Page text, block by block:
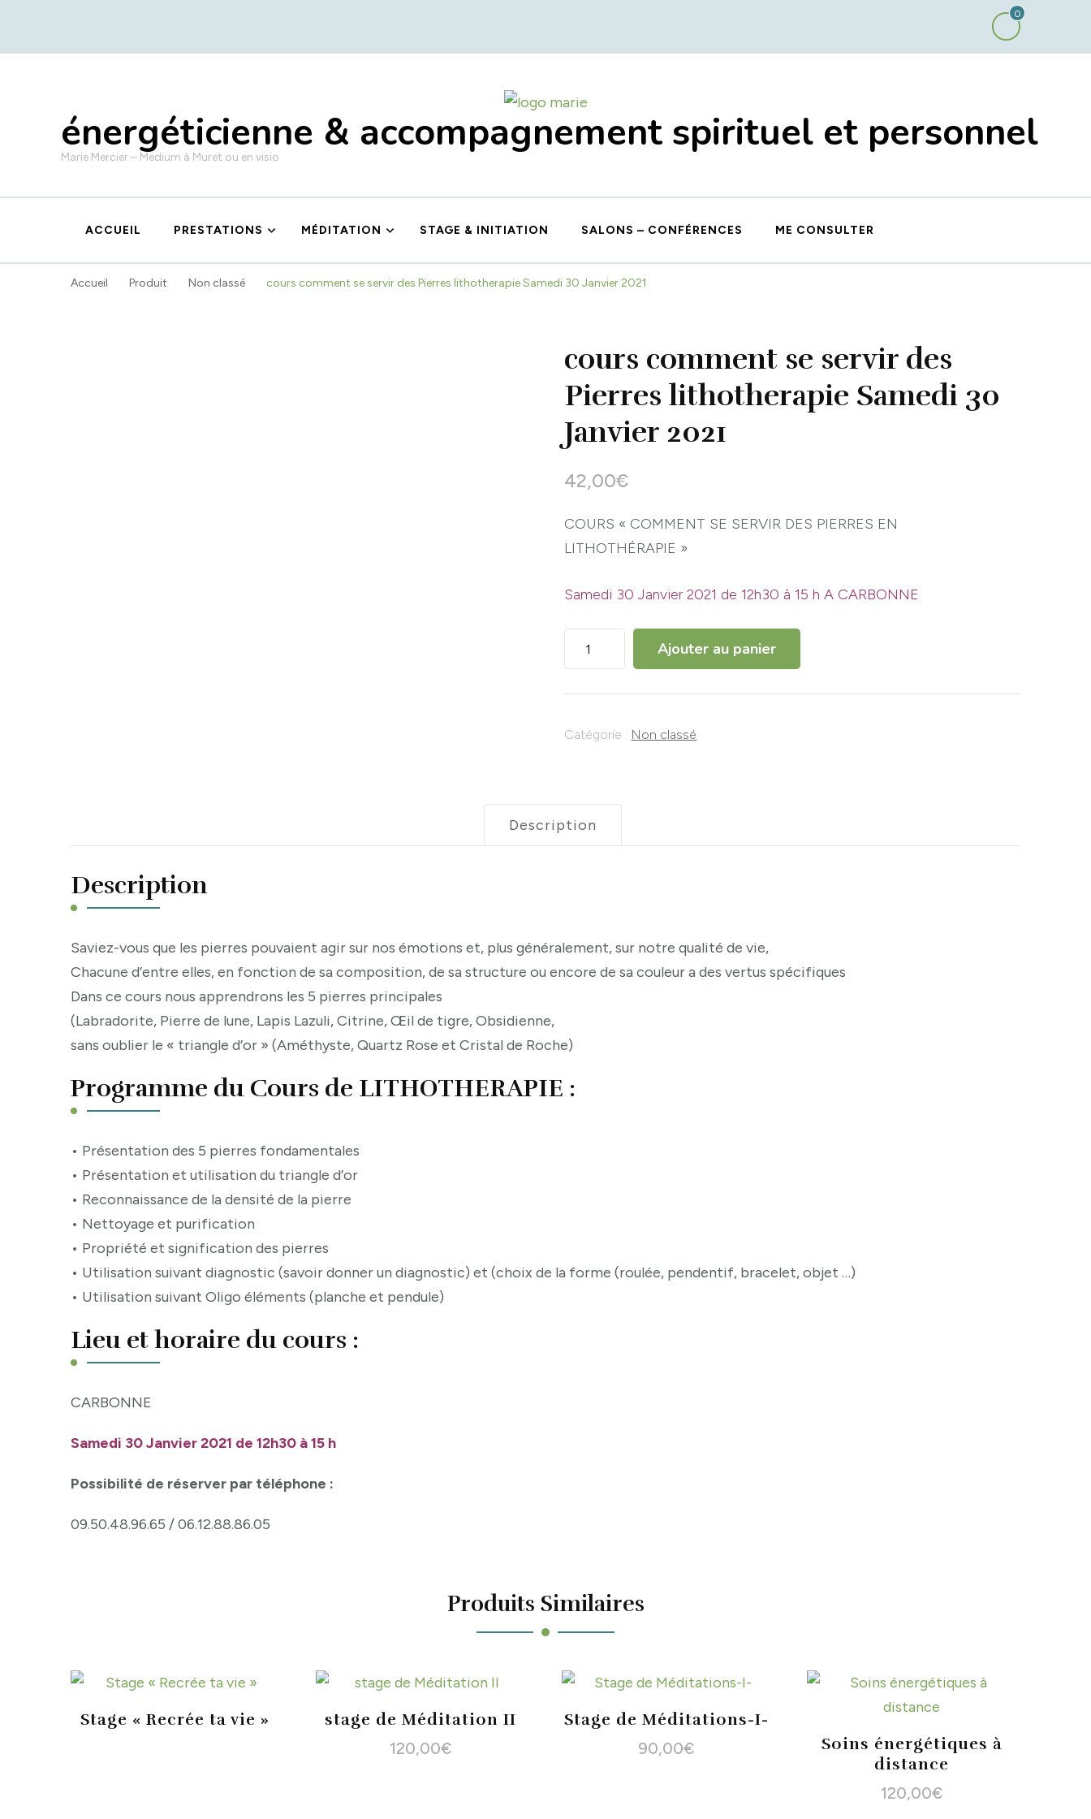
0
énergéticienne & accompagnement spirituel et personnel
Marie Mercier – Medium à Muret ou en visio
ACCUEIL PRESTATIONS MÉDITATION STAGE & INITIATION SALONS – CONFÉRENCES ME CONSULTER
Accueil Produit Non classé cours comment se servir des Pierres lithotherapie Samedi 30 Janvier 2021
cours comment se servir des
Pierres lithotherapie Samedi 30
Janvier 2021
42,00€
COURS « COMMENT SE SERVIR DES PIERRES EN
LITHOTHÉRAPIE »
Samedi 30 Janvier 2021 de 12h30 à 15 h A CARBONNE
de
se
Pierres
lithotherapie
Ajouter au panier
Catégorie : Non classé
Description
Description
Saviez-vous que les pierres pouvaient agir sur nos émotions et, plus généralement, sur notre qualité de vie,
Chacune d’entre elles, en fonction de sa composition, de sa structure ou encore de sa couleur a des vertus spécifiques
Dans ce cours nous apprendrons les 5 pierres principales
(Labradorite, Pierre de lune, Lapis Lazuli, Citrine, Œil de tigre, Obsidienne,
sans oublier le « triangle d’or » (Améthyste, Quartz Rose et Cristal de Roche)
Programme du Cours de LITHOTHERAPIE :
• Présentation des 5 pierres fondamentales
• Présentation et utilisation du triangle d’or
• Reconnaissance de la densité de la pierre
• Nettoyage et purification
• Propriété et signification des pierres
• Utilisation suivant diagnostic (savoir donner un diagnostic) et (choix de la forme (roulée, pendentif, bracelet, objet …)
• Utilisation suivant Oligo éléments (planche et pendule)
Lieu et horaire du cours :
CARBONNE
Samedi 30 Janvier 2021 de 12h30 à 15 h
Possibilité de réserver par téléphone :
09.50.48.96.65 / 06.12.88.86.05
Produits Similaires
Stage « Recrée ta vie » stage de Méditation II
120,00€
Stage de Méditations-I-
90,00€
Soins énergétiques à
distance
120,00€